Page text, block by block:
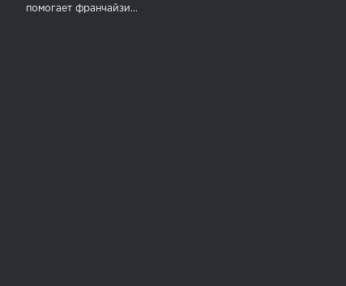
помогает франчайзи...